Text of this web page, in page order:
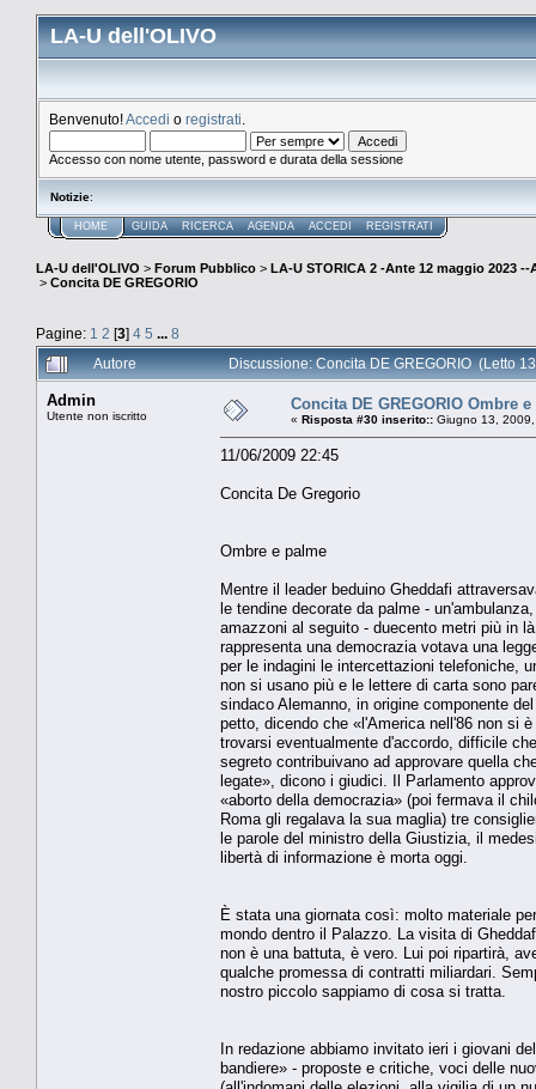
LA-U dell'OLIVO
Benvenuto!Accedi o registrati
Accesso con nome utente, password e durata della sessione
Notizie:
HOME GUIDA RICERCA AGENDA ACCEDI REGISTRATI
LA-U dell'OLIVO > Forum Pubblico > LA-U STORICA 2 -Ante 12 maggio 2023 --
> Concita DE GREGORIO
Pagine: 1 2 [3] 4 5 ... 8
Autore
Discussione: Concita DE GREGORIO (Letto
Admin
Utente non iscritto
Concita DE GREGORIO Ombre
« Risposta #30 inserito:: Giugno 13,
11/06/2009 22:45
Concita De Gregorio
Ombre e palme
Mentre il leader beduino Gheddafi
le tendine decorate da palme -
amazzoni al seguito - duecento metri più in
rappresenta una democrazia votava una
per le indagini le intercettazioni telefoniche,
non si usano più e le lettere di carta sono
sindaco Alemanno, in origine componente
petto, dicendo che «l'America nell'86 non si
trovarsi eventualmente d'accordo, difficile
segreto contribuivano ad approvare quella
legate», dicono i giudici. Il Parlamento
«aborto della democrazia» (poi fermava il
Roma gli regalava la sua maglia) tre
le parole del ministro della Giustizia, il
libertà di informazione è morta oggi.
È stata una giornata così: molto materiale
mondo dentro il Palazzo. La visita di
non è una battuta, è vero. Lui poi ripartirà,
qualche promessa di contratti miliardari.
nostro piccolo sappiamo di cosa si tratta.
In redazione abbiamo invitato ieri i giovani
bandiere» - proposte e critiche, voci delle